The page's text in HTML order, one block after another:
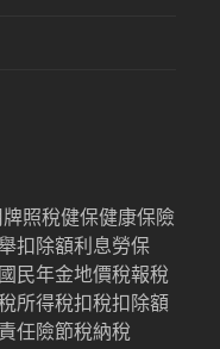
牌照稅健保健康保險
扣除額利息勞保
國民年金地價稅報稅
所得稅扣稅扣除額
任險節稅納稅